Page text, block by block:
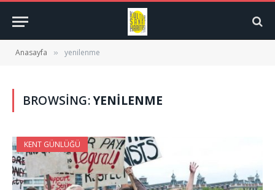
Anasayfa » yenilenme
BROWSING:YENILENME
KENT GÜNLÜĞÜ